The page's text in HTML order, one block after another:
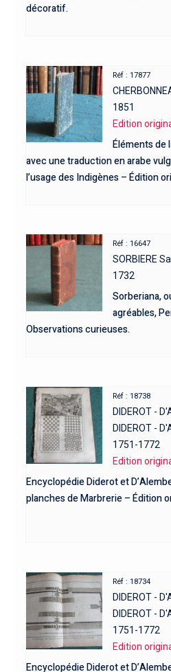
décoratif.
Réf : 17877
1851
Edition
Éléments de
avec une traduction en arabe
l’usage des Indigènes – Édition
Réf : 16647
SORBIERE
1732
Sorberiana,
agréables,
Observations curieuses.
Réf : 18738
DIDEROT -
DIDEROT -
1751-1772
Edition
Encyclopédie Diderot et
planches de Marbrerie – Édition
Réf : 18734
DIDEROT -
DIDEROT -
1751-1772
Edition
Encyclopédie Diderot et